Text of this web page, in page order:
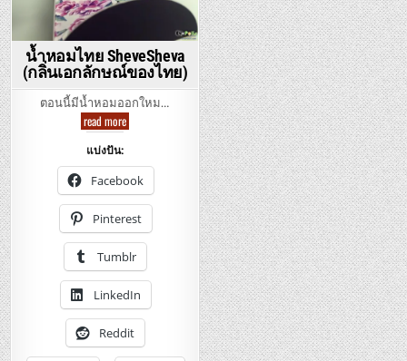
น้ำหอมไทย SheveSheva
(กลิ่นเอกลักษณ์ของไทย)
ตอนนี้มีน้ำหอมออกใหม…
read moreน้ำหอม
ไทย
เอกลักษณ์
ของ
ไทย)
แบ่งปัน:
Facebook
Pinterest
Tumblr
LinkedIn
Reddit